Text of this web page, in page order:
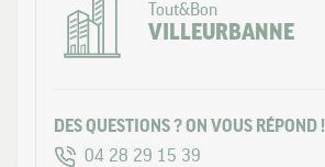
Tout&Bon
VILLEURBANNE
DES QUESTIONS ? ON VOUS RÉPOND !
04 28 29 15 39